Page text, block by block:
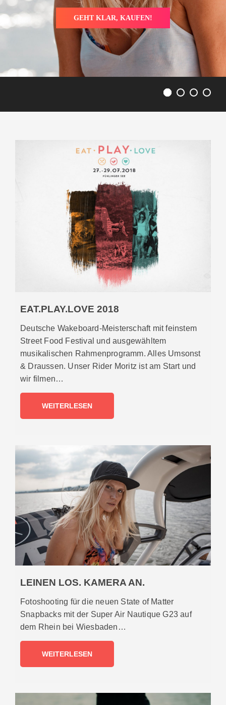
GEHT KLAR, KAUFEN!
EAT.PLAY.LOVE 2018
Deutsche Wakeboard-Meisterschaft mit feinstem
Street Food Festival und ausgewähltem
musikalischen Rahmenprogramm. Alles Umsonst
& Draussen. Unser Rider Moritz ist am Start und
wir filmen…
WEITERLESEN
LEINEN LOS. KAMERA AN.
Fotoshooting für die neuen State of Matter
Snapbacks mit der Super Air Nautique G23 auf
dem Rhein bei Wiesbaden…
WEITERLESEN